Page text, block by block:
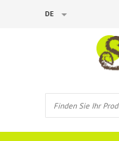
DE